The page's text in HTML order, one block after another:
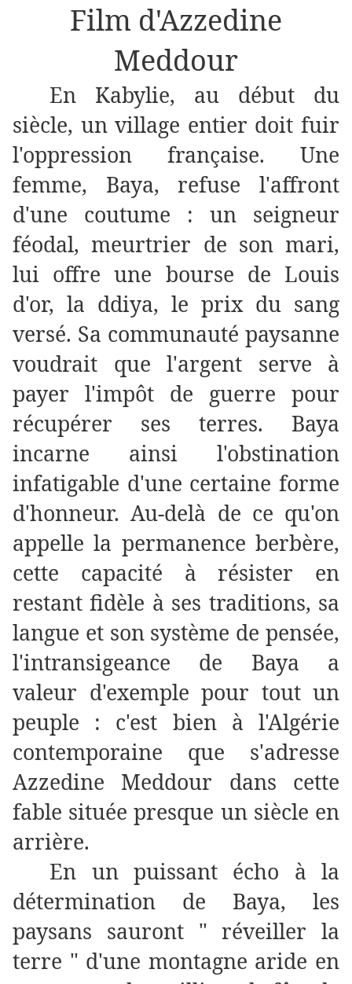
Film d'Azzedine
Meddour
En Kabylie, au début du
siècle, un village entier doit fuir
l'oppression française. Une
femme, Baya, refuse l'affront
d'une coutume : un seigneur
féodal, meurtrier de son mari,
lui offre une bourse de Louis
d'or, la ddiya, le prix du sang
versé. Sa communauté paysanne
voudrait que l'argent serve à
payer l'impôt de guerre pour
récupérer ses terres. Baya
incarne ainsi l'obstination
infatigable d'une certaine forme
d'honneur. Au-delà de ce qu'on
appelle la permanence berbère,
cette capacité à résister en
restant fidèle à ses traditions, sa
langue et son système de pensée,
l'intransigeance de Baya a
valeur d'exemple pour tout un
peuple : c'est bien à l'Algérie
contemporaine que s'adresse
Azzedine Meddour dans cette
fable située presque un siècle en
arrière.
En un puissant écho à la
détermination de Baya, les
paysans sauront " réveiller la
terre " d'une montagne aride en